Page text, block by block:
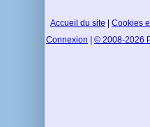
Accueil du site Cookies
Connexion
© 2008-2026